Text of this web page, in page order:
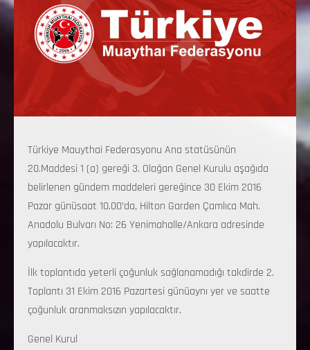
Türkiye Mauythai Federasyonu Ana statüsünün
20.Maddesi 1 (a) gereği 3. Olağan Genel Kurulu aşağıda
belirlenen gündem maddeleri gereğince 30 Ekim 2016
Pazar günüsaat 10.00’da, Hilton Garden Çamlıca Mah.
Anadolu Bulvarı No: 26 Yenimahalle/Ankara adresinde
yapılacaktır.
İlk toplantıda yeterli çoğunluk sağlanamadığı takdirde 2.
Toplantı 31 Ekim 2016 Pazartesi günüaynı yer ve saatte
çoğunluk aranmaksızın yapılacaktır.
Genel Kurul